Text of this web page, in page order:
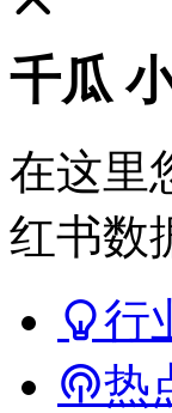
千瓜
在这里
红书数
行
热